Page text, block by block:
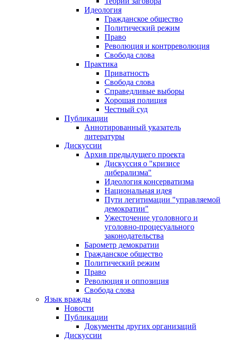
Идеология
Гражданское общество
Политический режим
Право
Революция и контрреволюция
Свобода слова
Практика
Приватность
Свобода слова
Справедливые выборы
Хорошая полиция
Честный суд
Публикации
Аннотированный указатель
литературы
Дискуссии
Архив предыдущего проекта
Дискуссия о "кризисе
либерализма"
Идеология консерватизма
Национальная идея
Пути легитимации "управляемой
демократии"
Ужесточение уголовного и
уголовно-процесуального
законодательства
Барометр демократии
Гражданское общество
Политический режим
Право
Революция и оппозиция
Свобода слова
Язык вражды
Новости
Публикации
Документы других организаций
Дискуссии